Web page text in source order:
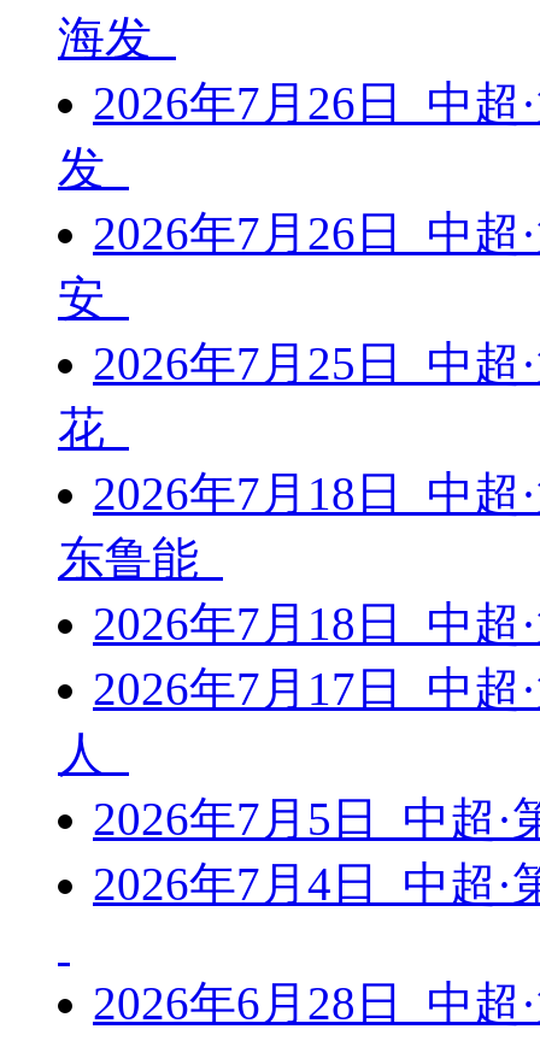
海发
2026年7月26日 中
发
2026年7月26日 中
安
2026年7月25日 中
花
2026年7月18日 中
东鲁能
2026年7月18日 中
2026年7月17日 中
人
2026年7月5日 中超
2026年7月4日 中超
2026年6月28日 中